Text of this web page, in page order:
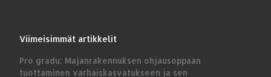
Viimeisimmät artikkelit
Pro gradu: Majanrakennuksen ohjausoppaan
tuottaminen varhaiskasvatukseen ja sen